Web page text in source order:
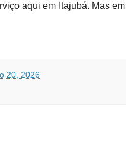
aqui em Itajubá. Mas em
20, 2026